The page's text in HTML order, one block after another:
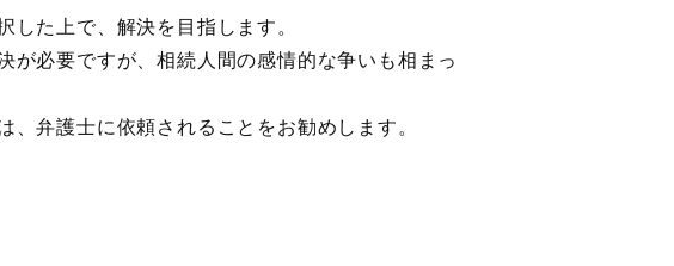
た上で、解決を目指します。
必要ですが、相続人間の感情的な争いも相まっ
弁護士に依頼されることをお勧めします。